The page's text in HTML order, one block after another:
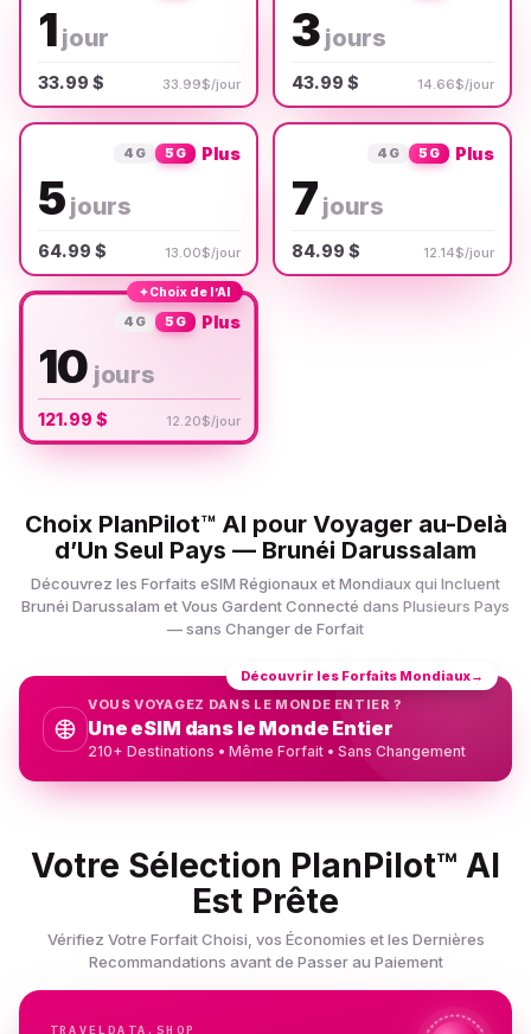
1 jour
33.99 $ 33.99$/jour
3 jours
43.99 $ 14.66$/jour
4G 5G Plus
5 jours
64.99 $ 13.00$/jour
4G 5G Plus
7 jours
84.99 $ 12.14$/jour
✦Choix de l’AI
4G 5G Plus
10 jours
121.99 $ 12.20$/jour
Choix PlanPilot™ AI pour Voyager au-Delà
d’Un Seul Pays — Brunéi Darussalam
Découvrez les Forfaits eSIM Régionaux et Mondiaux qui Incluent
Brunéi Darussalam et Vous Gardent Connecté dans Plusieurs Pays
— sans Changer de Forfait
VOUS VOYAGEZ DANS LE MONDE ENTIER ?
Une eSIM dans le Monde Entier
210+ Destinations • Même Forfait • Sans Changement
Découvrir les Forfaits Mondiaux→
Votre Sélection PlanPilot™ AI
Est Prête
Vérifiez Votre Forfait Choisi, vos Économies et les Dernières
Recommandations avant de Passer au Paiement
TRAVELDATA.SHOP